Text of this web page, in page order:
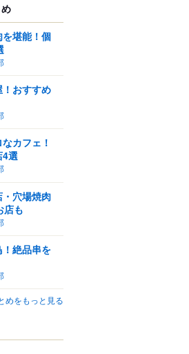
堪能！個
おすすめ
カフェ！
4選
穴場焼肉
店も
絶品串を
めをもっと見る